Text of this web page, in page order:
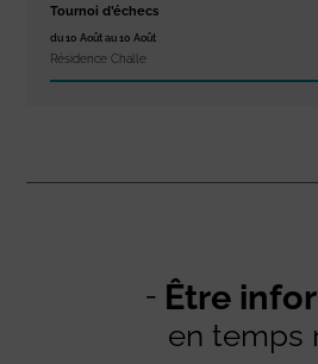
Tournoi d’échecs
du 10 Août au 10 Août
Résidence Challe
Être
en temps